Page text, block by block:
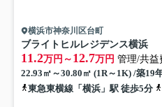
横浜市神奈川区台町
ブライトヒルレジデンス横浜
11.2万円～ 12.7万円 管理/共益
22.93㎡～30.80㎡ (1R～1K) /築19
東急東横線「横浜」駅 徒歩5分